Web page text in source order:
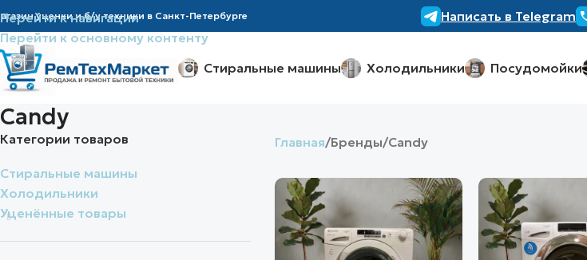
Перейти к навигации
Перейти к основному контенту
уценки и б/у техники в Санкт-Петербурге Написать в Telegram
Стиральные машины Холодильники Посудомойки
Candy
Категории товаров
Стиральные машины
Холодильники
Уценённые товары
Главная Бренды Candy